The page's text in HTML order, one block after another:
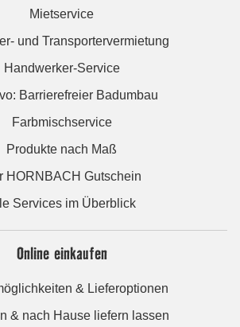
Mietservice
und Transportervermietung
Handwerker-Service
Barrierefreier Badumbau
Farbmischservice
Produkte nach Maß
HORNBACH Gutschein
Services im Überblick
Online einkaufen
& Lieferoptionen
& nach Hause liefern lassen